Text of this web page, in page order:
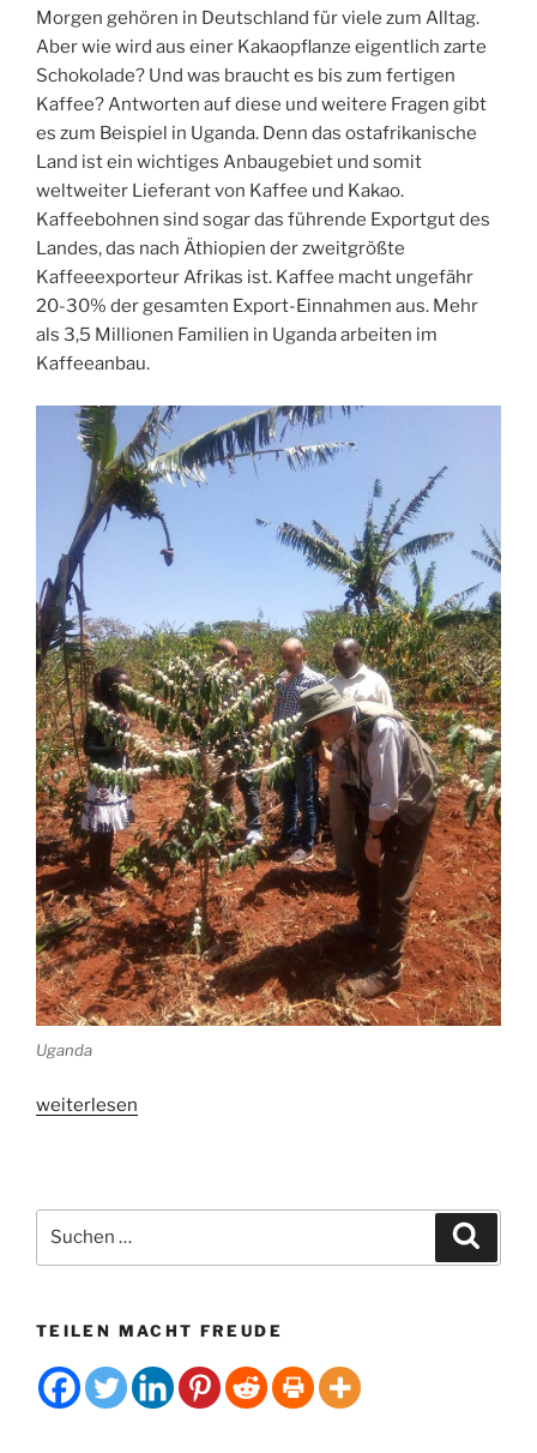
Morgen gehören in Deutschland für viele zum Alltag.
Aber wie wird aus einer Kakaopflanze eigentlich zarte
Schokolade? Und was braucht es bis zum fertigen
Kaffee? Antworten auf diese und weitere Fragen gibt
es zum Beispiel in Uganda. Denn das ostafrikanische
Land ist ein wichtiges Anbaugebiet und somit
weltweiter Lieferant von Kaffee und Kakao.
Kaffeebohnen sind sogar das führende Exportgut des
Landes, das nach Äthiopien der zweitgrößte
Kaffeeexporteur Afrikas ist. Kaffee macht ungefähr
20-30% der gesamten Export-Einnahmen aus. Mehr
als 3,5 Millionen Familien in Uganda arbeiten im
Kaffeeanbau.
Uganda
„Uganda:
Kakao
und
weiterlesen
nach:
TEILEN MACHT FREUDE